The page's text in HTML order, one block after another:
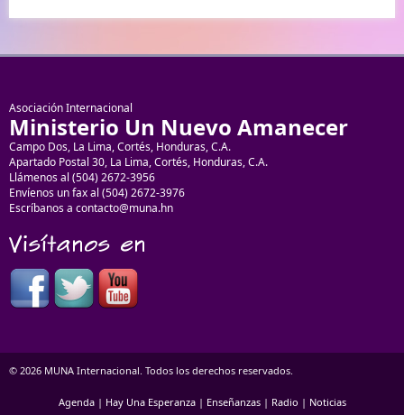
Asociación Internacional
Ministerio Un Nuevo Amanecer
Campo Dos, La Lima, Cortés, Honduras, C.A.
Apartado Postal 30, La Lima, Cortés, Honduras, C.A.
Llámenos al (504) 2672-3956
Envíenos un fax al (504) 2672-3976
Escríbanos a contacto@muna.hn
© 2026 MUNA Internacional. Todos los derechos reservados.
Agenda| Hay Una Esperanza| Enseñanzas| Radio | Noticias